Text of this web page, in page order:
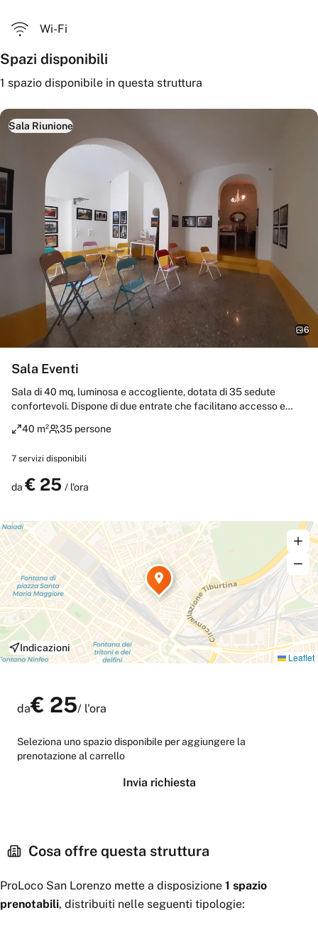
Wi-Fi
Spazi disponibili
1 spazio disponibile in questa struttura
Sala Riunione
6
Sala Eventi
Sala di 40 mq, luminosa e accogliente, dotata di 35 sedute
confortevoli. Dispone di due entrate che facilitano accesso e
funzionali, è perfetta per riunioni, corsi e incontri formativi.
proiezioni multimediali.
40 m² 35 persone
7 servizi disponibili
da € 25 / l'ora
Cosa offre questa struttura
ProLoco San Lorenzo mette a disposizione 1 spazio
prenotabili, distribuiti nelle seguenti tipologie:
Leaflet
Indicazioni
da€ 25/ l'ora
Seleziona uno spazio disponibile per aggiungere la
prenotazione al carrello
Invia richiesta